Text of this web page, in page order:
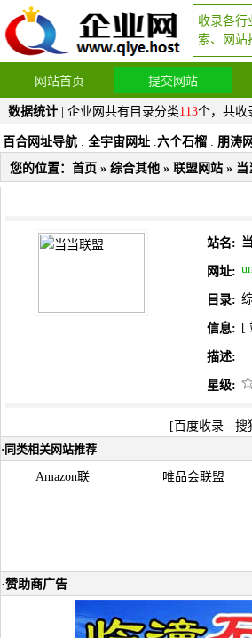
收录各行
索、网站
网站首页 提交网站
数据统计 | 企业网共有目录分类113个，共收
百合网址导航 . 全宇宙网址 .六个石榴 . 朋涛
您的位置： 首页 » 综合其他 » 联盟网站 » 当
站名:
网址:
目录:
信息: [
描述:
星级:
[ 百度收录 - 搜
· 同类相关网站推荐
Amazon联 唯品会联盟
·赞助商广告